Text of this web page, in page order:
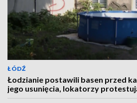
ŁÓDŹ
Łodzianie postawili basen przed
jego usunięcia, lokatorzy